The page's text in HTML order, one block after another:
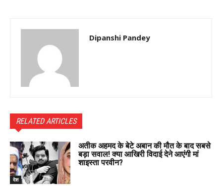
Dipanshi Pandey
RELATED ARTICLES
देश
अतीक अहमद के बेटे अबान की मौत के बाद सबसे
बड़ा सवाल! क्या आखिरी विदाई देने आएंगी मां
शाइस्ता परवीन?